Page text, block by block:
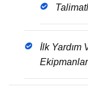
İlk Yardım